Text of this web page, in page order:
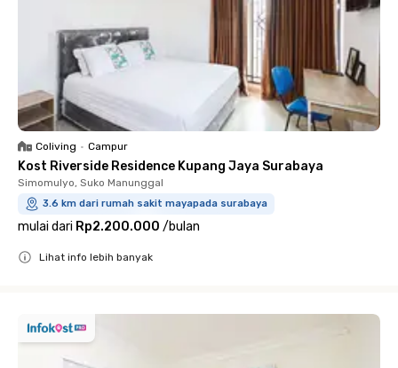
Coliving • Campur
Kost Riverside Residence Kupang Jaya Surabaya
Simomulyo, Suko Manunggal
3.6 km dari rumah sakit mayapada surabaya
mulai dari Rp2.200.000 /bulan
Lihat info lebih banyak